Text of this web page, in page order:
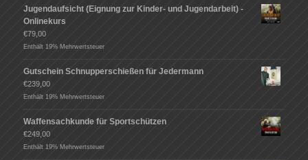
Jugendaufsicht (Eignung zur Kinder- und Jugendarbeit) -
Onlinekurs
€79,00
Enthält 19% Mehrwertsteuer
Gutschein Schnupperschießen für Jedermann
€239,00
Enthält 19% Mehrwertsteuer
Waffensachkunde für Sportschützen
€249,00
Enthält 19% Mehrwertsteuer